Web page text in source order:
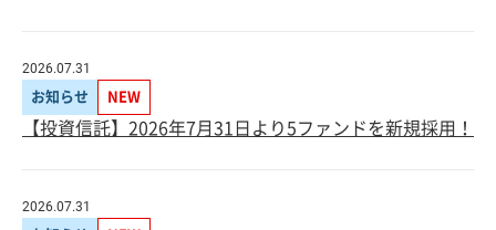
2026.07.31
お知らせ NEW
【投資信託】2026年7月31日より5ファンドを新規採用！
2026.07.31